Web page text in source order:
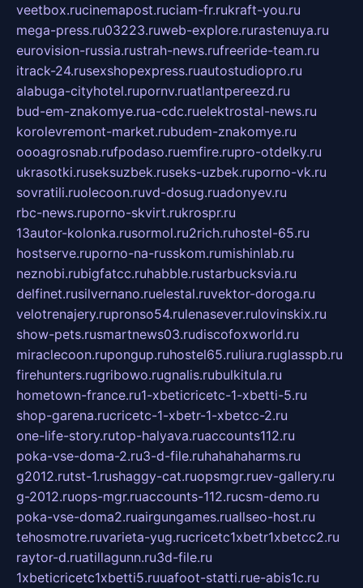
veetbox.rucinemapost.ruciam-fr.rukraft-you.ru
mega-press.ru03223.ruweb-explore.rurastenuya.ru
eurovision-russia.rustrah-news.rufreeride-team.ru
itrack-24.rusexshopexpress.ruautostudiopro.ru
alabuga-cityhotel.rupornv.ruatlantpereezd.ru
bud-em-znakomye.rua-cdc.ruelektrostal-news.ru
korolevremont-market.rubudem-znakomye.ru
oooagrosnab.rufpodaso.ruemfire.rupro-otdelky.ru
ukrasotki.ruseksuzbek.ruseks-uzbek.ruporno-vk.ru
sovratili.ruolecoon.ruvd-dosug.ruadonyev.ru
rbc-news.ruporno-skvirt.rukrospr.ru
13autor-kolonka.rusormol.ru2rich.ruhostel-65.ru
hostserve.ruporno-na-russkom.rumishinlab.ru
neznobi.rubigfatcc.ruhabble.rustarbucksvia.ru
delfinet.rusilvernano.ruelestal.ruvektor-doroga.ru
velotrenajery.rupronso54.rulenasever.rulovinskix.ru
show-pets.rusmartnews03.rudiscofoxworld.ru
miraclecoon.rupongup.ruhostel65.ruliura.ruglasspb.ru
firehunters.rugribowo.rugnalis.rubulkitula.ru
hometown-france.ru1-xbeticricetc-1-xbetti-5.ru
shop-garena.rucricetc-1-xbetr-1-xbetcc-2.ru
one-life-story.rutop-halyava.ruaccounts112.ru
poka-vse-doma-2.ru3-d-file.ruhahahaharms.ru
g2012.rutst-1.rushaggy-cat.ruopsmgr.ruev-gallery.ru
g-2012.ruops-mgr.ruaccounts-112.rucsm-demo.ru
poka-vse-doma2.ruairgungames.ruallseo-host.ru
tehosmotre.ruvarieta-yug.rucricetc1xbetr1xbetcc2.ru
raytor-d.ruatillagunn.ru3d-file.ru
1xbeticricetc1xbetti5.ruuafoot-statti.rue-abis1c.ru